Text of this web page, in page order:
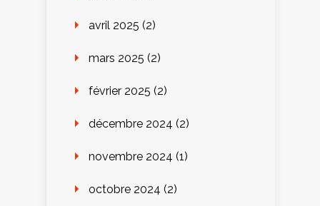
avril 2025 (2)
mars 2025 (2)
février 2025 (2)
décembre 2024 (2)
novembre 2024 (1)
octobre 2024 (2)